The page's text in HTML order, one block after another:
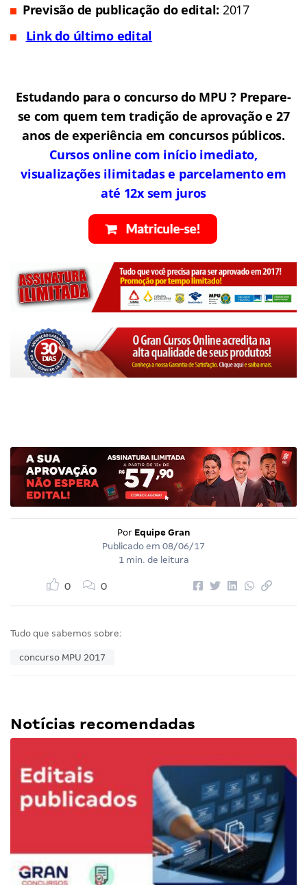
Previsão de publicação do edital: 2017
Link do último edital
Estudando para o concurso do MPU ? Prepare-
se com quem tem tradição de aprovação e 27
anos de experiência em concursos públicos.
Cursos online com início imediato,
visualizações ilimitadas e parcelamento em
até 12x sem juros
Por Equipe Gran
Publicado em 08/06/17
1 min. de leitura
0 0
Tudo que sabemos sobre:
concurso MPU 2017
Notícias recomendadas